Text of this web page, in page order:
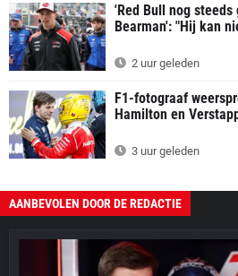
'Red Bull nog
Bearman': "Hij kan
2 uur geleden
F1-fotograaf
Hamilton en
3 uur geleden
AANBEVOLEN DOOR DE REDACTIE